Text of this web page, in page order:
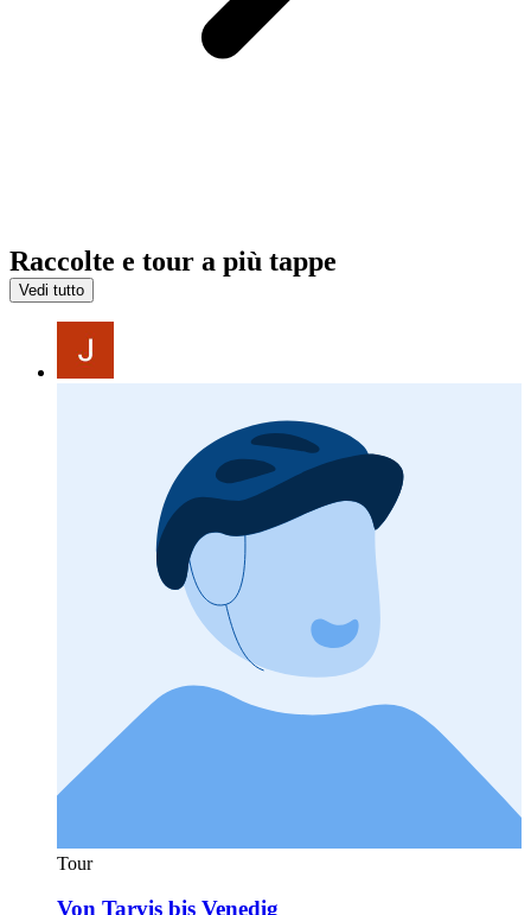
Raccolte e tour a più tappe
Vedi tutto
Tour
Von Tarvis bis Venedig